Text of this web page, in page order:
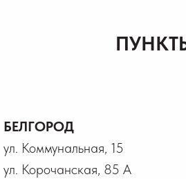
БЕЛГОРОД
ул. Коммунальная, 15
ул. Корочанская, 85 А